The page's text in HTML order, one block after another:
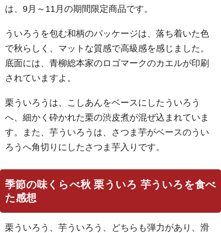
は、9月～11月の期間限定商品です。
ういろうを包む和柄のパッケージは、落ち着いた色
で秋らしく、マットな質感で高級感を感じました。
底面には、青柳総本家のロゴマークのカエルが印刷
されていますよ。
栗ういろうは、こしあんをベースにしたういろう
へ、細かく砕かれた栗の渋皮煮が混ぜ込まれていま
す。また、芋ういろうは、さつま芋がベースのうい
ろうへ角切りにしたさつま芋入りです。
季節の味くらべ秋 栗ういろ 芋ういろを食べ
た感想
栗ういろう、芋ういろう、どちらも弾力があり、滑